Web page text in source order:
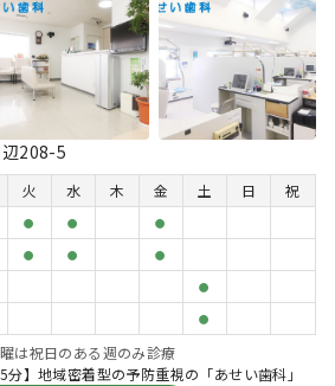
208-5
火 水 木 金 土 日
祝
● ● ●
● ● ●
●
●
祝日のある週のみ診療
分】地域密着型の予防重視の「あせい歯科」